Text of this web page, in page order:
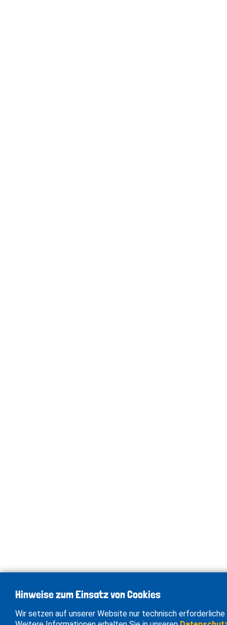
Hinweise zum Einsatz von Cookies
Wir setzen auf unserer Website nur technisch erforderliche